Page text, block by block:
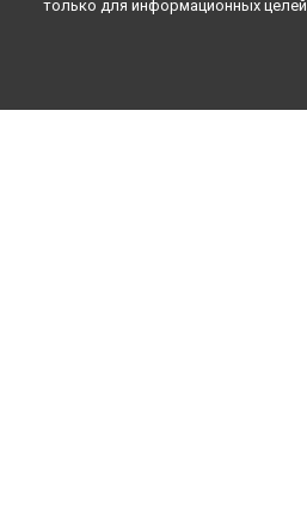
Санкт-Петербурге
только для информационных целей.